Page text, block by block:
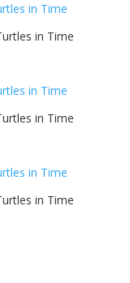
in Time
in Time
in Time